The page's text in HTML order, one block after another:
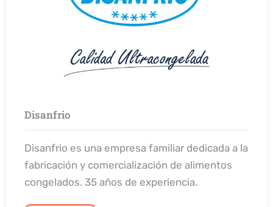
Disanfrio
Disanfrio es una empresa familiar dedicada a la
fabricación y comercialización de alimentos
congelados. 35 años de experiencia.